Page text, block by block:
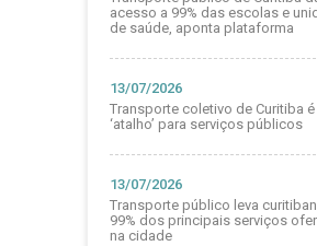
acesso a 99% das escolas e
de saúde, aponta plataforma
13/07/2026
Transporte coletivo de Curitiba é
‘atalho’ para serviços públicos
13/07/2026
Transporte público leva
99% dos principais serviços
na cidade